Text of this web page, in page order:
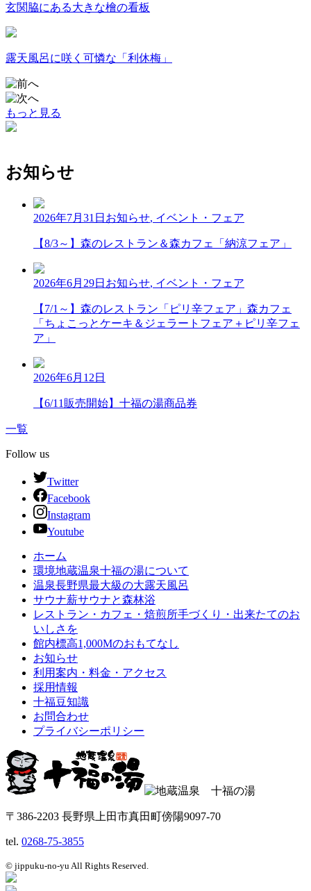
玄関脇にある大きな檜の看板
露天風呂に咲く可憐な「利休梅」
もっと見る
お知らせ
2026年7月31日 お知らせ, イベント・フェア
【8/3～】森のレストラン＆森カフェ「納涼フェア」
2026年6月29日 お知らせ, イベント・フェア
【7/1～】森のレストラン「ピリ辛フェア」森カフェ
「ちょこっとケーキ＆ジェラートフェア＋ピリ辛フェ
ア」
2026年6月12日
【6/11販売開始】十福の湯商品券
一覧
Follow us
Twitter
Facebook
Instagram
Youtube
ホーム
環境地蔵温泉十福の湯について
温泉長野県最大級の大露天風呂
サウナ薪サウナと森林浴
レストラン・カフェ・焙煎所手づくり・出来たてのお
いしさを
館内標高1,000Mのおもてなし
お知らせ
利用案内・料金・アクセス
採用情報
十福豆知識
お問合わせ
プライバシーポリシー
〒386-2203 長野県上田市真田町傍陽9097-70
tel. 0268-75-3855
© jippuku-no-yu All Rights Reserved.